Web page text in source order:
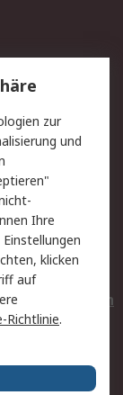
Batterien
zur
und
Ihre
klicken
auf
Richtlinie.